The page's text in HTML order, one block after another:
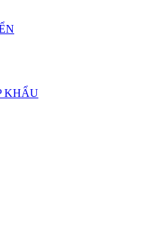
KHẨU